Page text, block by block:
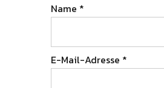
Name *
E-Mail-Adresse *